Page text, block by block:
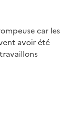
car les
avoir été